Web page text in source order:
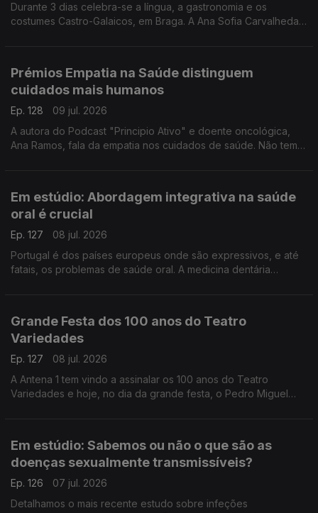
Durante 3 dias celebra-se a língua, a gastronomia e os
costumes Castro-Galaicos, em Braga. A Ana Sofia Carvalheda
Prémios Empatia na Saúde distinguem
cuidados mais humanos
Ep. 128
09 jul. 2026
A autora do Podcast "Principio Ativo" e doente oncológica,
Ana Ramos, fala da empatia nos cuidados de saúde. Não tem
Em estúdio: Abordagem integrativa na saúde
oral é crucial
Ep. 127
08 jul. 2026
Portugal é dos países europeus onde são expressivos, e até
fatais, os problemas de saúde oral. A medicina dentária
Grande Festa dos 100 anos do Teatro
Variedades
Ep. 127
08 jul. 2026
A Antena 1 tem vindo a assinalar os 100 anos do Teatro
Variedades e hoje, no dia da grande festa, o Pedro Miguel
Em estúdio: Sabemos ou não o que são as
doenças sexualmente transmissíveis?
Ep. 126
07 jul. 2026
Detalhamos o mais recente estudo sobre infeções